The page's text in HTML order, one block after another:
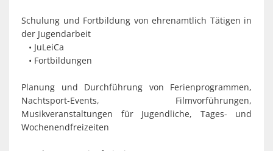
Schulung und Fortbildung von ehrenamtlich Tätigen in
der Jugendarbeit
• JuLeiCa
• Fortbildungen
Planung und Durchführung von Ferienprogrammen,
Nachtsport-Events, Filmvorführungen,
Musikveranstaltungen für Jugendliche, Tages- und
Wochenendfreizeiten